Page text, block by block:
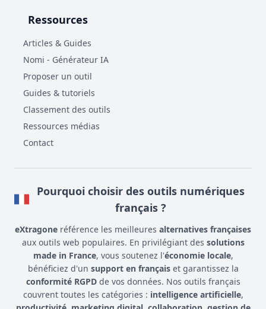
Ressources
Articles & Guides
Nomi - Générateur IA
Proposer un outil
Guides & tutoriels
Classement des outils
Ressources médias
Contact
Pourquoi choisir des outils numériques
français ?
eXtragone référence les meilleures alternatives françaises
aux outils web populaires. En privilégiant des solutions
made in France, vous soutenez l'économie locale,
bénéficiez d'un support en françaiset garantissez la
conformité RGPDde vos données. Nos outils français
couvrent toutes les catégories : intelligence artificielle,